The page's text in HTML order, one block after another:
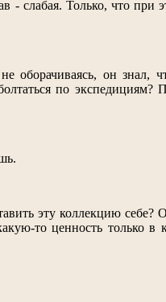
слабая. Только, что при
оборачиваясь, он знал,
по
эту коллекцию себе?
то ценность только